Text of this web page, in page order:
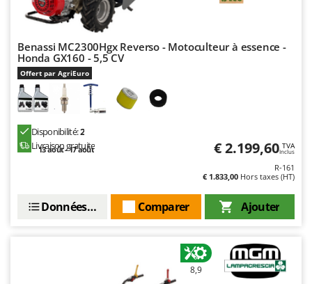
Udor
V
Verdemax
Vesco
Volpi
W
Waldner
Wiper EcoRobot
Benassi MC2300Hgx Reverso - Motoculteur à essence -
Honda GX160 - 5,5 CV
Offert par AgriEuro
Disponibilité:2
Livraison gratuite
13 août - 17 août € 2.199,60 TVA
Inclus
R-161
€ 1.833,00 Hors taxes (HT)
Ajouter
Comparer
Données techniques
8,9